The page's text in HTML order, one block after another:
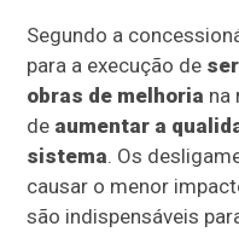
Segundo a
para a execução de
obras de melhoria na
de aumentar a
sistema. Os
causar o menor
são indispensáveis